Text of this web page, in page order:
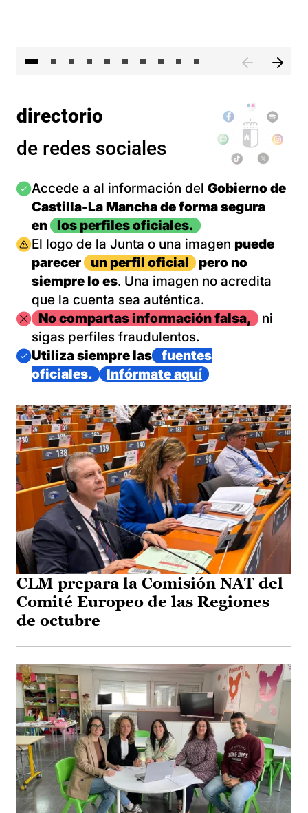
directorio
de redes sociales
Imagen
Accede a al información del Gobierno de
Castilla-La Mancha de forma segura
en
los perfiles oficiales.
Imagen
El logo de la Junta o una imagen puede
parecer
un perfil oficial
pero no
siempre lo es. Una imagen no acredita
que la cuenta sea auténtica.
ImagenNo compartas información falsa,
ni
sigas perfiles fraudulentos.
Imagen
Utiliza siempre las
fuentes
oficiales.
Infórmate aquí
CLM prepara la Comisión NAT del
Comité Europeo de las Regiones
de octubre